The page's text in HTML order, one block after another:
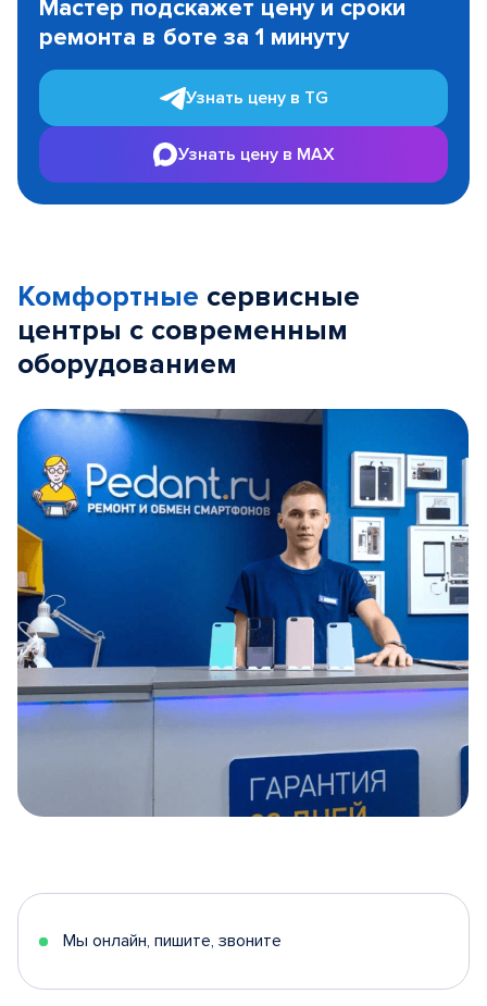
Мастер подскажет цену и сроки
ремонта в боте за 1 минуту
Узнать цену в TG
Узнать цену в MAX
Комфортные сервисные
центры с современным
оборудованием
5
Мы онлайн, пишите, звоните